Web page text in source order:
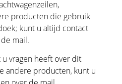
producten die gebruik
kunt u altijd contact
mail.
u vragen heeft over dit
andere producten, kunt u